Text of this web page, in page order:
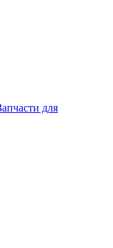
для